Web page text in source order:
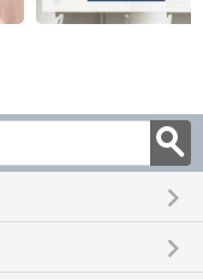
keyboard_arrow_right
keyboard_arrow_right